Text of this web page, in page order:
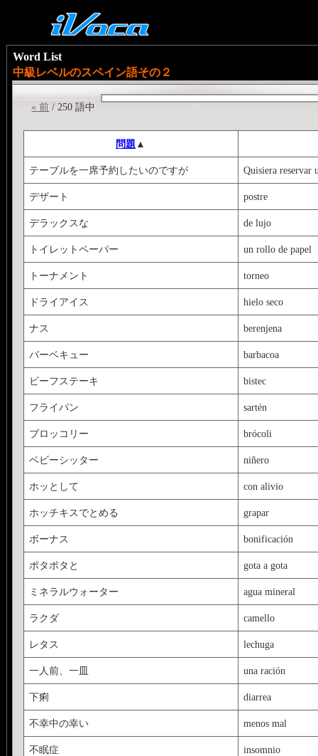
Word List
中級レベルのスペイン語その２
« 前 / 250 語中
問題 ▲
テーブルを一席予約したいのですが Quisiera reservar
デザート postre
デラックスな de lujo
トイレットペーパー un rollo de papel
トーナメント torneo
ドライアイス hielo seco
ナス berenjena
バーベキュー barbacoa
ビーフステーキ bistec
フライパン sartén
ブロッコリー brócoli
ベビーシッター niñero
ホッとして con alivio
ホッチキスでとめる grapar
ボーナス bonificación
ポタポタと gota a gota
ミネラルウォーター agua mineral
ラクダ camello
レタス lechuga
一人前、一皿 una ración
下痢 diarrea
不幸中の幸い menos mal
不眠症 insomnio